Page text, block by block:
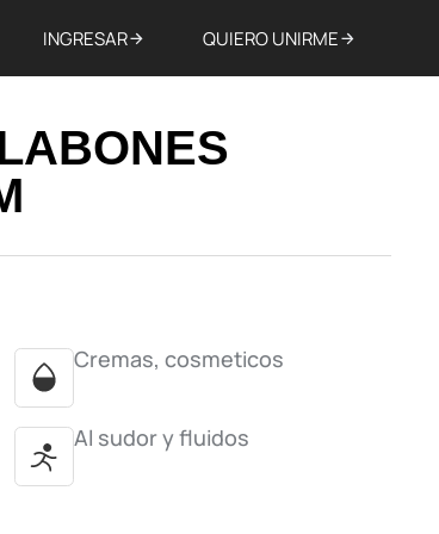
INGRESAR QUIERO UNIRME
Cremas, cosmeticos
Al sudor y fluidos